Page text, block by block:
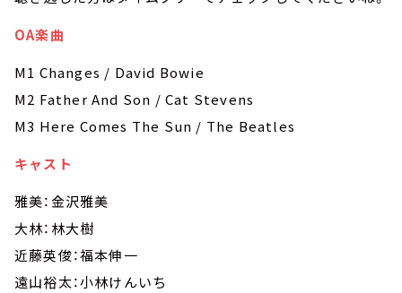
OA楽曲
M1 Changes / David Bowie
M2 Father And Son / Cat Stevens
M3 Here Comes The Sun / The Beatles
キャスト
雅美：金沢雅美
大林：林大樹
近藤英俊：福本伸一
遠山裕太：小林けんいち